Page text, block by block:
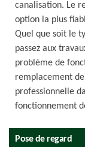
canalisation. Le
option la plus
Quel que soit le
passez aux
problème de
remplacement
professionnelle
fonctionnement
Pose de regard